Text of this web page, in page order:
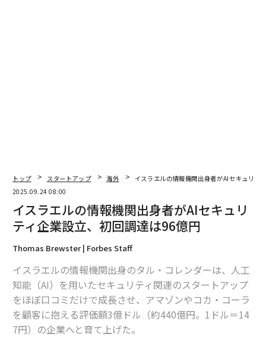
翻訳＝上田裕資
2026年9月号発売中
最新号の購入はこちらから
メンバーシップに登録する
トップ スタートアップ 海外
イスラエルの情報機関出身者がAIセキュリテ
2025.09.24 08:00
イスラエルの情報機関出身者がAIセキュリ
ティ企業設立、初回調達は96億円
Thomas Brewster | Forbes Staff
イスラエルの情報機関出身のタル・コレンダーは、人工
知能（AI）を用いたセキュリティ関連のスタートアップ
をほぼ口コミだけで成長させ、アマゾンやコカ・コーラ
を顧客に抱える評価額3億ドル（約440億円。1ドル＝14
7円）の企業へと育て上げた。